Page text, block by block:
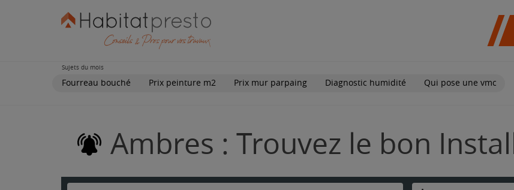
Sujets du mois
Fourreau bouché Prix peinture m2 Prix mur parpaing Diagnostic humidité Qui pose une vmc
Ambres : Trouvez le bon